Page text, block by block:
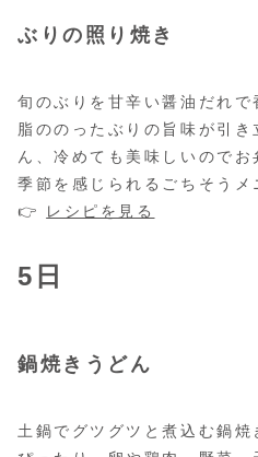
ぶりの照り焼き
旬のぶりを甘辛い醤油だれで
脂ののったぶりの旨味が引
ん、冷めても美味しいので
季節を感じられるごちそうメ
👉
レシピを見る
5日
鍋焼きうどん
土鍋でグツグツと煮込む鍋